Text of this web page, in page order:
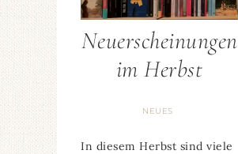
Neuerscheinungen
im Herbst
NEUES
In diesem Herbst sind viele